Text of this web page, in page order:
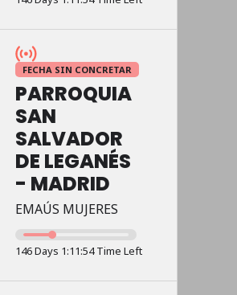
FECHA SIN CONCRETAR
PARROQUIA
SAN
SALVADOR
DE LEGANÉS
- MADRID
EMAÚS MUJERES
146 Days 1:11:54 Time Left